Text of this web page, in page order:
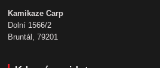
Kamikaze Carp
Dolní 1566/2
Bruntál, 79201